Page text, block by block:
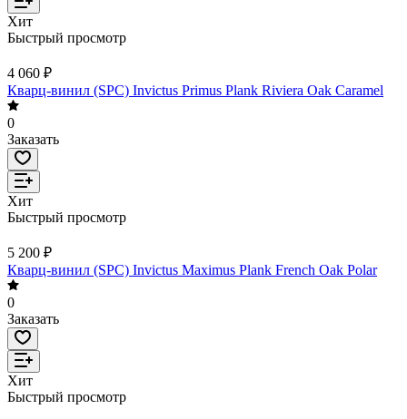
Хит
Быстрый просмотр
4 060 ₽
Кварц-винил (SPC) Invictus Primus Plank Riviera Oak Caramel
0
Заказать
Хит
Быстрый просмотр
5 200 ₽
Кварц-винил (SPC) Invictus Maximus Plank French Oak Polar
0
Заказать
Хит
Быстрый просмотр